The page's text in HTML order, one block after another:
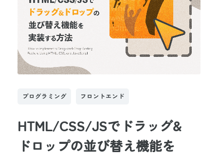
プログラミング フロントエンド
HTML/CSS/JSでドラッグ&
ドロップの並び替え機能を